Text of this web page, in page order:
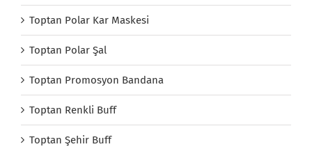
Toptan Polar Kar Maskesi
Toptan Polar Şal
Toptan Promosyon Bandana
Toptan Renkli Buff
Toptan Şehir Buff